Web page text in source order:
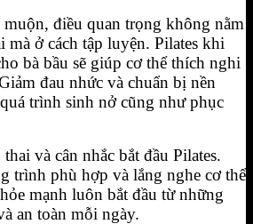
điều quan trọng không nằm
mà ở cách tập luyện. Pilates khi
bà bầu sẽ giúp cơ thể thích nghi
đau nhức và chuẩn bị nền
trình sinh nở cũng như phục
và cân nhắc bắt đầu Pilates.
trình phù hợp và lắng nghe cơ thể
mạnh luôn bắt đầu từ những
an toàn mỗi ngày.